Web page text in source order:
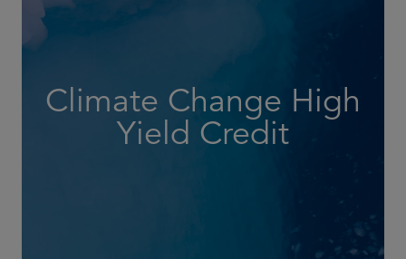
Climate Change High
Yield Credit
Busca generar un impacto climático positivo y una
rentabilidad superior a largo plazo.